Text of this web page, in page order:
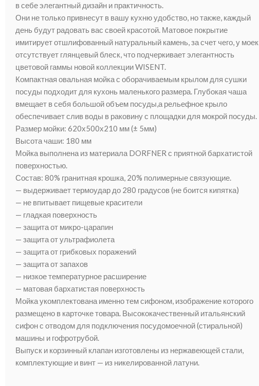
в себе элегантный дизайн и практичность.
Они не только привнесут в вашу кухню удобство, но также, каждый
день будут радовать вас своей красотой. Матовое покрытие
имитирует отшлифованный натуральный камень, за счет чего, у моек
отсутствует глянцевый блеск, что подчеркивает элегантность
цветовой гаммы новой коллекции WISENT.
Компактная овальная мойка с оборачиваемым крылом для сушки
посуды подходит для кухонь маленького размера. Глубокая чаша
вмещает в себя большой объем посуды,а рельефное крыло
обеспечивает слив воды в раковину с площадки для мокрой посуды.
Размер мойки: 620х500х210 мм (± 5мм)
Высота чаши: 180 мм
Мойка выполнена из материала DORFNER с приятной бархатистой
поверхностью.
Состав: 80% гранитная крошка, 20% полимерные связующие.
— выдерживает термоудар до 280 градусов (не боится кипятка)
— не впитывает пищевые красители
— гладкая поверхность
— защита от микро-царапин
— защита от ультрафиолета
— защита от грибковых поражений
— защита от запахов
— низкое температурное расширение
— матовая бархатистая поверхность
Мойка укомплектована именно тем сифоном, изображение которого
размещено в карточке товара. Высококачественный итальянский
сифон с отводом для подключения посудомоечной (стиральной)
машины и гофротрубой.
Выпуск и корзинный клапан изготовлены из нержавеющей стали,
комплектующие и винт — из никелированной латуни.